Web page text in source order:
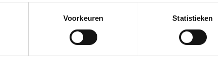
Voorkeuren Statistieken